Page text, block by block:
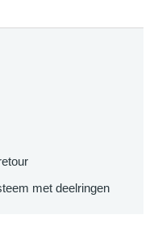
met deelringen